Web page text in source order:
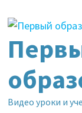
содержимому
Видео уроки и